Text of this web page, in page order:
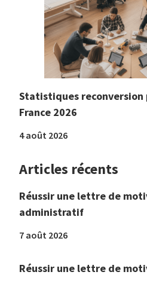
Statistiques reconversion
France 2026
4 août 2026
Articles récents
Réussir une lettre de
administratif
7 août 2026
Réussir une lettre de